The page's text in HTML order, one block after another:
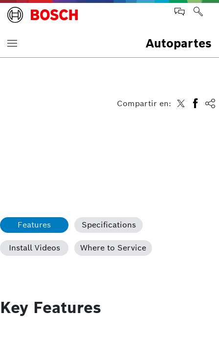
Autopartes
Compartir en:
Features Specifications
Install Videos Where to Service
Key Features